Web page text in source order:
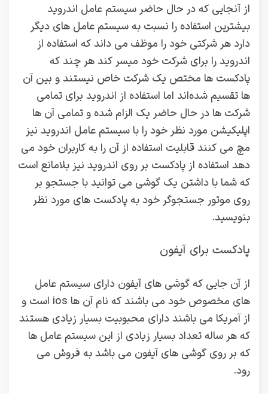
از آنجایی که در حال حاضر سیستم عامل اندروید
بیشترین استفاده را نسبت به سیستم عامل های دیگر
دارد هر شرکتی خود را موظف می داند که استفاده از
اندروید را برای شرکت خود میسر کند هر چند که
پادکست‌ ها مختص یک شرکت خاص نیستند و بین آن
ها تقسیم شده‌اند اما استفاده از اندروید برای تمامی
شرکت‌ ها در حال حاضر یک الزام شده و تمامی آن ها
اپلیکیشن مورد نظر خود را با سیستم عامل اندروید نیز
مچ می‌ کنند قابلیت استفاده از آن را به کاربران خود می
دهد استفاده از پادکست بر روی اندروید نیز بلامانع است
که شما با داشتن یک گوشی می توانید با جستجو بر
روی موتور جستجوگر خود به پادکست های مورد نظر
بنویسید.
پادکست برای آیفون
از آن جایی که گوشی های آیفون دارای سیستم عامل
های مخصوص خود می باشند که نام آن ها ios است و
از آمریکا می باشند دارای محبوبیت بسیار زیادی هستند
که هر ساله تعداد بسیار زیادی از این سیستم عامل ها
که بر روی گوشی های آیفون می باشد به فروش می‌
رود.